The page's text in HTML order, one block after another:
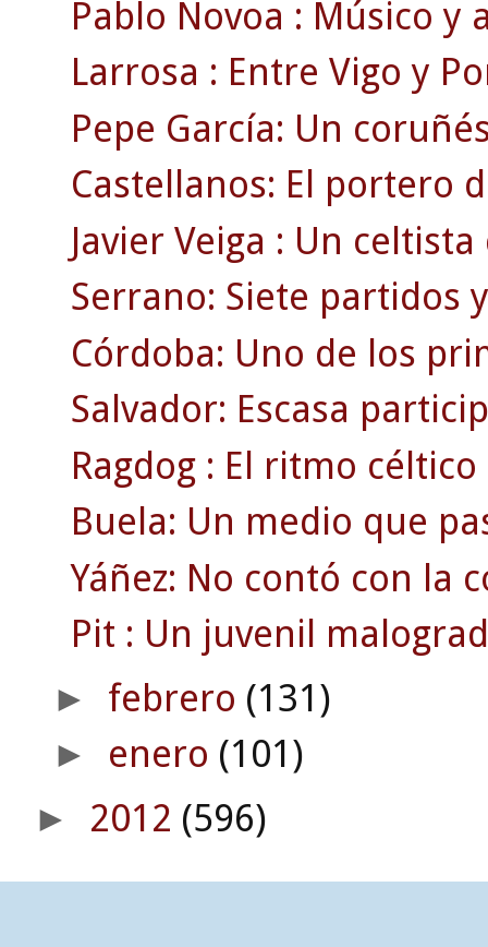
Pablo Novoa : Músico y
Larrosa : Entre Vigo y
Pepe García: Un
Castellanos: El portero
Javier Veiga : Un
Serrano: Siete partidos
Córdoba: Uno de los
Salvador: Escasa
Ragdog : El ritmo céltico
Buela: Un medio que
Yáñez: No contó con la
Pit : Un juvenil
► febrero (131)
► enero (101)
► 2012 (596)